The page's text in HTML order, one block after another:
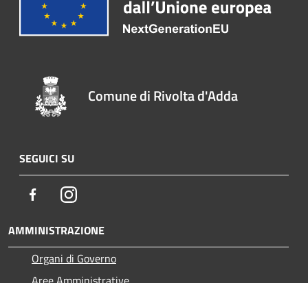
Comune di Rivolta d'Adda
SEGUICI SU
FacebookInstagram
AMMINISTRAZIONE
Organi di Governo